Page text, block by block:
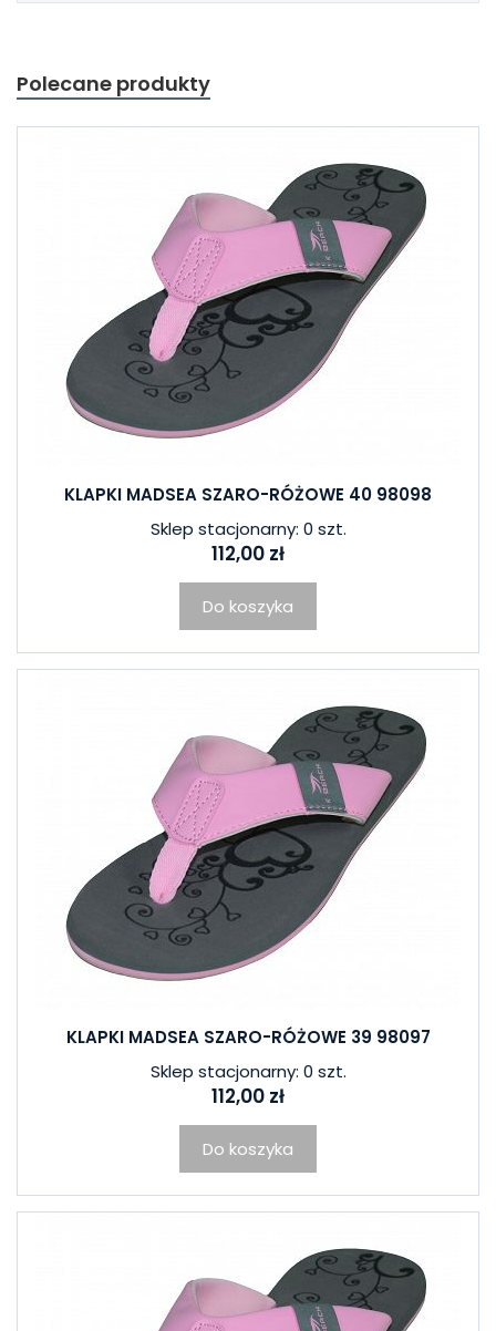
Polecane produkty
KLAPKI MADSEA SZARO-RÓŻOWE 40 98098
Sklep stacjonarny: 0 szt.
112,00 zł
Do koszyka
KLAPKI MADSEA SZARO-RÓŻOWE 39 98097
Sklep stacjonarny: 0 szt.
112,00 zł
Do koszyka